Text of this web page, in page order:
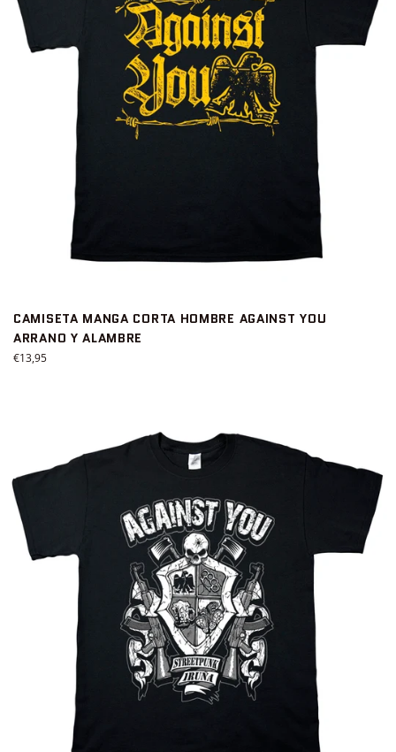
CAMISETA MANGA CORTA HOMBRE AGAINST YOU
ARRANO Y ALAMBRE
Precio
€13,95